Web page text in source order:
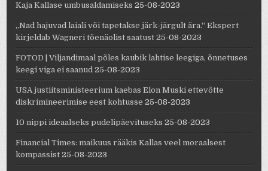
Kaja Kallase umbusaldamiseks 25-08-2023
„Nad hajuvad laiali või tapetakse järk-järgult ära.“ Ekspert
kirjeldab Wagneri tõenäolist saatust 25-08-2023
FOTOD | Viljandimaal põles kaubik lahtise leegiga, õnnetuses
keegi viga ei saanud 25-08-2023
USA justiitsministeerium kaebas Elon Muski ettevõtte
diskrimineerimise eest kohtusse 25-08-2023
10 nippi ideaalseks pudelipäevituseks 25-08-2023
Financial Times: maikuus rääkis Kallas veel moraalsest
kompassist 25-08-2023